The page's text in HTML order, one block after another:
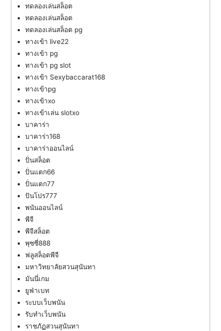
ทดลองเล่นสล็อต
ทดลองเล่นสล็อต
ทดลองเล่นสล็อต pg
ทางเข้า live22
ทางเข้า pg
ทางเข้า pg slot
ทางเข้า Sexybaccarat168
ทางเข้าpg
ทางเข้าxo
ทางเข้าเล่น slotxo
บาคาร่า
บาคาร่า168
บาคาร่าออนไลน์
ปั่นสล็อต
ปั่นแตก66
ปั่นแตก77
ปันโปร777
พนันออนไลน์
พีจี
พีจีสล็อต
พุซซี่888
ฟลูสล็อตพีจี
มหาวิทยาลัยสวนสุนันทา
มันนี่เกม
ยูฟ่าเบท
ระบบเว็บพนัน
รับทำเว็บพนัน
ราชภัฏสวนสุนันทา